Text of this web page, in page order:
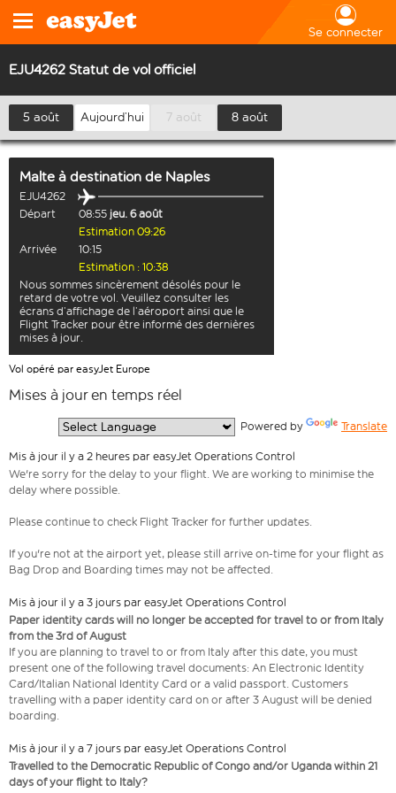
Se connecter
EJU4262 Statut de vol officiel
5 août Aujourd’hui 7 août 8 août
Malte à destination de Naples
EJU4262
Départ
08:55 jeu. 6 août
Estimation 09:26
Arrivée
10:15
Estimation : 10:38
Nous sommes sincèrement désolés pour le
retard de votre vol. Veuillez consulter les
écrans d’affichage de l’aéroport ainsi que le
Flight Tracker pour être informé des dernières
mises à jour.
Vol opéré par easyJet Europe
Mises à jour en temps réel
Powered by Translate
Mis à jour il y a 2 heures par easyJet Operations Control
We're sorry for the delay to your flight. We are working to minimise the
delay where possible.
Please continue to check Flight Tracker for further updates.
If you're not at the airport yet, please still arrive on-time for your flight as
Bag Drop and Boarding times may not be affected.
Mis à jour il y a 3 jours par easyJet Operations Control
Paper identity cards will no longer be accepted for travel to or from Italy
from the 3rd of August
If you are planning to travel to or from Italy after this date, you must
present one of the following travel documents: An Electronic Identity
Card/Italian National Identity Card or a valid passport. Customers
travelling with a paper identity card on or after 3 August will be denied
boarding.
Mis à jour il y a 7 jours par easyJet Operations Control
Travelled to the Democratic Republic of Congo and/or Uganda within 21
days of your flight to Italy?